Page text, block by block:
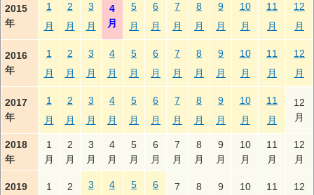
2015
年
1
月
2
月
3
月
4
月
5
月
6
月
7
月
8
月
9
月
10
月
11
月
12
月
2016
年
1
月
2
月
3
月
4
月
5
月
6
月
7
月
8
月
9
月
10
月
11
月
12
月
2017
年
1
月
2
月
3
月
4
月
5
月
6
月
7
月
8
月
9
月
10
月
11
月
12
月
2018
年
1
月
2
月
3
月
4
月
5
月
6
月
7
月
8
月
9
月
10
月
11
月
12
月
2019
1
2
3
4
5
6
7
8
9
10
11
12